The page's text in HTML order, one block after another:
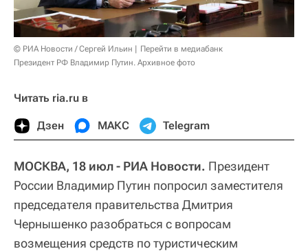
© РИА Новости / Сергей Ильин
Перейти в медиабанк
Президент РФ Владимир Путин. Архивное фото
Читать ria.ru в
Дзен МАКС Telegram
МОСКВА, 18 июл - РИА Новости. Президент
России Владимир Путин попросил заместителя
председателя правительства Дмитрия
Чернышенко разобраться с вопросам
возмещения средств по туристическим